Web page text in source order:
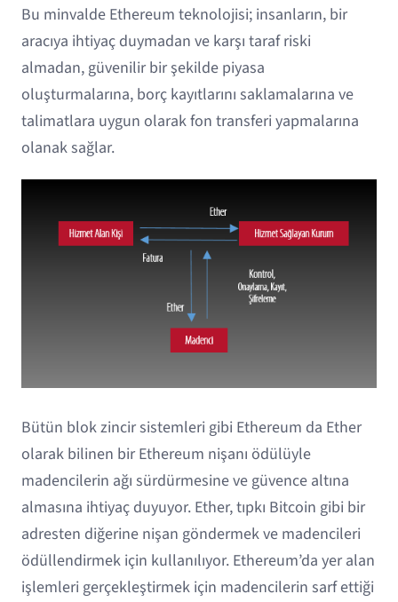
Bu minvalde Ethereum teknolojisi; insanların, bir
aracıya ihtiyaç duymadan ve karşı taraf riski
almadan, güvenilir bir şekilde piyasa
oluşturmalarına, borç kayıtlarını saklamalarına ve
talimatlara uygun olarak fon transferi yapmalarına
olanak sağlar.
Bütün blok zincir sistemleri gibi Ethereum da Ether
olarak bilinen bir Ethereum nişanı ödülüyle
madencilerin ağı sürdürmesine ve güvence altına
almasına ihtiyaç duyuyor. Ether, tıpkı Bitcoin gibi bir
adresten diğerine nişan göndermek ve madencileri
ödüllendirmek için kullanılıyor. Ethereum’da yer alan
işlemleri gerçekleştirmek için madencilerin sarf ettiği